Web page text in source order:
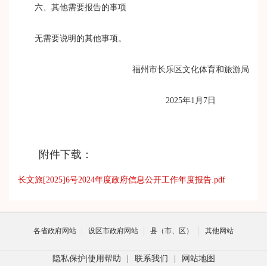
六、其他需要报告的事项
无需要说明的其他事项 。
福州市长乐区文化体育和旅游局
2025年1月7日
附件下载：
长文旅[2025]6号2024年度政府信息公开工作年度报告.pdf
各省政府网站 设区市政府网站 县（市、区） 其他网站
隐私保护 使用帮助 联系我们 网站地图